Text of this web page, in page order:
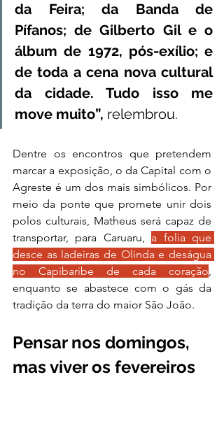
da Feira; da Banda de
Pífanos; de Gilberto Gil e o
álbum de 1972, pós-exílio; e
de toda a cena nova cultural
da cidade. Tudo isso me
move muito”, relembrou.
Dentre os encontros que pretendem
marcar a exposição, o da Capital com o
Agreste é um dos mais simbólicos. Por
meio da ponte que promete unir dois
polos culturais, Matheus será capaz de
transportar, para Caruaru, a folia que
desce as ladeiras de Olinda e deságua
no Capibaribe de cada coração
enquanto se abastece com o gás da
tradição da terra do maior São João.
Pensar nos domingos,
mas viver os fevereiros